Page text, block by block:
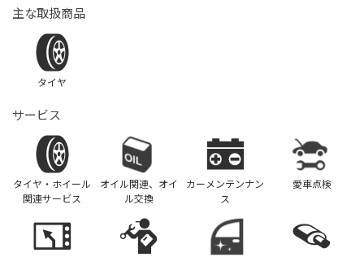
主な取扱商品
タイヤ
サービス
タイヤ・ホイール
関連サービス
オイル関連、オイ
ル交換
カーメンテンナン
ス
愛車点検